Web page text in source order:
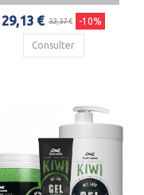
29,13 € 32,37 € -10%
Consulter